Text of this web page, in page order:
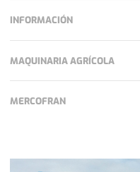
INFORMACIÓN
MAQUINARIA AGRÍCOLA
MERCOFRAN